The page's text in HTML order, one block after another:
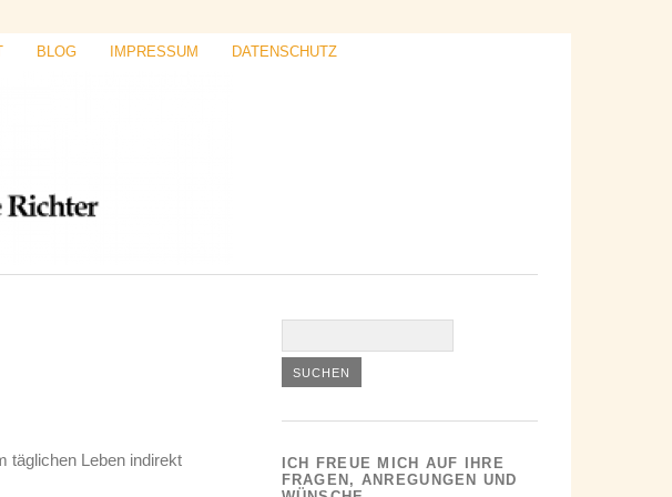
BLOG IMPRESSUM DATENSCHUTZ
täglichen Leben indirekt
ICH FREUE MICH AUF IHRE
FRAGEN, ANREGUNGEN UND